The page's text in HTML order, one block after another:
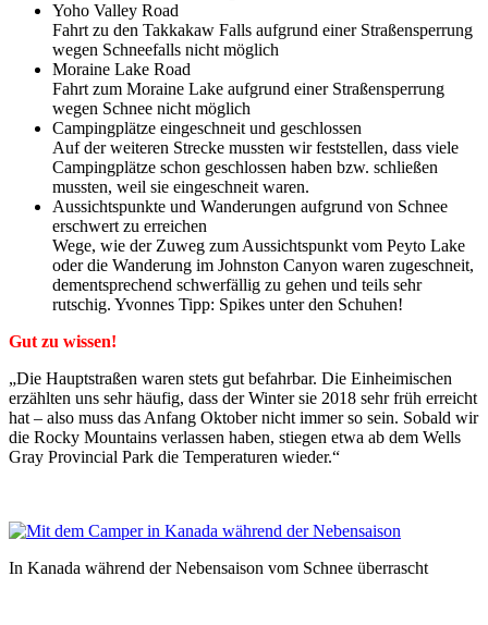
Yoho Valley Road
Fahrt zu den Takkakaw Falls aufgrund einer Straßensperrung
wegen Schneefalls nicht möglich
Moraine Lake Road
Fahrt zum Moraine Lake aufgrund einer Straßensperrung
wegen Schnee nicht möglich
Campingplätze eingeschneit und geschlossen
Auf der weiteren Strecke mussten wir feststellen, dass viele
Campingplätze schon geschlossen haben bzw. schließen
mussten, weil sie eingeschneit waren.
Aussichtspunkte und Wanderungen aufgrund von Schnee
erschwert zu erreichen
Wege, wie der Zuweg zum Aussichtspunkt vom Peyto Lake
oder die Wanderung im Johnston Canyon waren zugeschneit,
dementsprechend schwerfällig zu gehen und teils sehr
rutschig. Yvonnes Tipp: Spikes unter den Schuhen!
Gut zu wissen!
„Die Hauptstraßen waren stets gut befahrbar. Die Einheimischen
erzählten uns sehr häufig, dass der Winter sie 2018 sehr früh erreicht
hat – also muss das Anfang Oktober nicht immer so sein. Sobald wir
die Rocky Mountains verlassen haben, stiegen etwa ab dem Wells
Gray Provincial Park die Temperaturen wieder.“
In Kanada während der Nebensaison vom Schnee überrascht